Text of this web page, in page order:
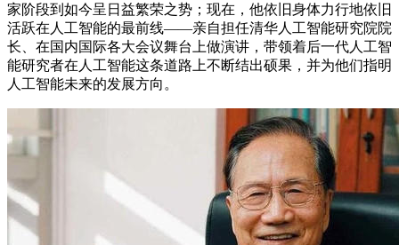
家阶段到如今呈日益繁荣之势；现在，他依旧身体力行地依旧
活跃在人工智能的最前线——亲自担任清华人工智能研究院院
长、在国内国际各大会议舞台上做演讲，带领着后一代人工智
能研究者在人工智能这条道路上不断结出硕果，并为他们指明
人工智能未来的发展方向。